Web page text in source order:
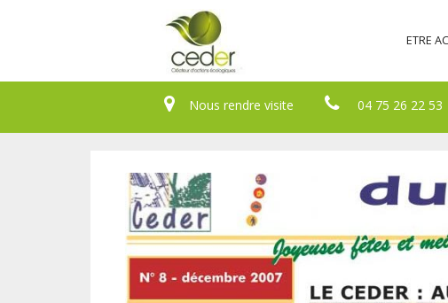
ETRE
Nous rendre visite 04 75 26 22 53